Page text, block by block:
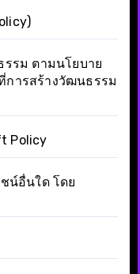
รม ตามนโยบาย
การสร้างวัฒนธรรม
Policy
น์อื่นใด โดย